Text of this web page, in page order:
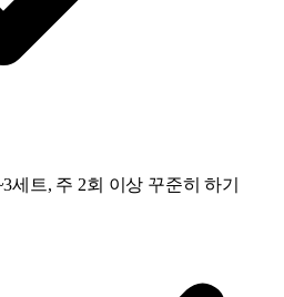
세트, 주 2회 이상 꾸준히 하기